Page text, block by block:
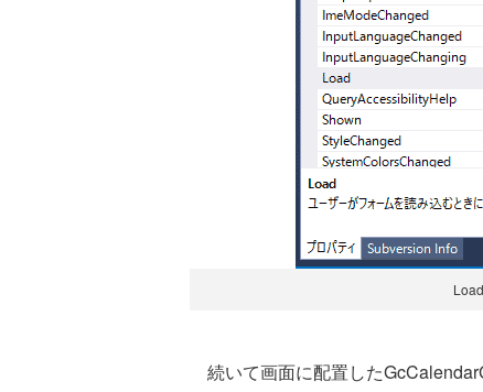
続いて画面に配置した